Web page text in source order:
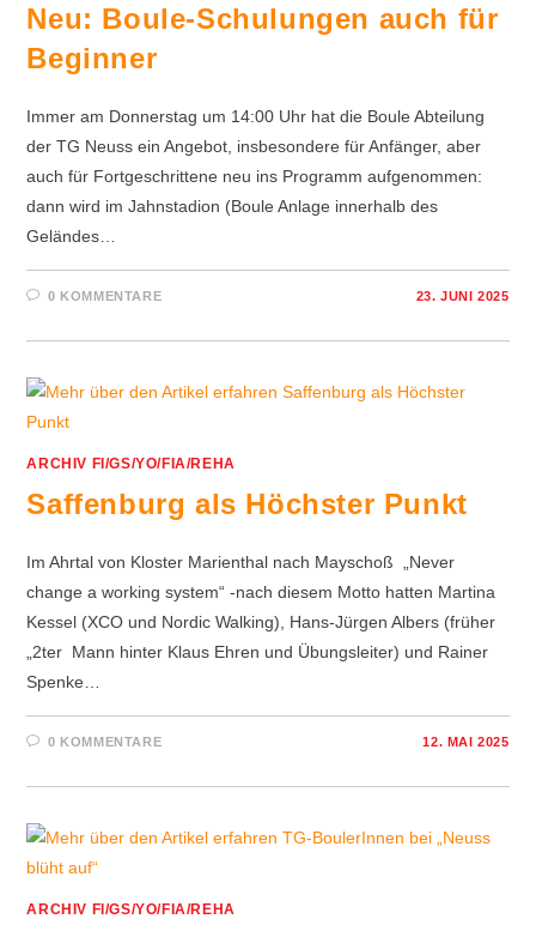
Neu: Boule-Schulungen auch für
Beginner
Immer am Donnerstag um 14:00 Uhr hat die Boule Abteilung
der TG Neuss ein Angebot, insbesondere für Anfänger, aber
auch für Fortgeschrittene neu ins Programm aufgenommen:
dann wird im Jahnstadion (Boule Anlage innerhalb des
Geländes…
0 KOMMENTARE 23. JUNI 2025
ARCHIV FI/GS/YO/FIA/REHA
Saffenburg als Höchster Punkt
Im Ahrtal von Kloster Marienthal nach Mayschoß „Never
change a working system“ -nach diesem Motto hatten Martina
Kessel (XCO und Nordic Walking), Hans-Jürgen Albers (früher
„2ter Mann hinter Klaus Ehren und Übungsleiter) und Rainer
Spenke…
0 KOMMENTARE 12. MAI 2025
ARCHIV FI/GS/YO/FIA/REHA